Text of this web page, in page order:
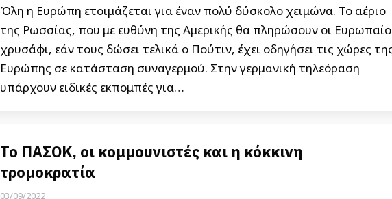
Όλη η Ευρώπη ετοιμάζεται για έναν πολύ δύσκολο χειμώνα. Το αέριο
της Ρωσσίας, που με ευθύνη της Αμερικής θα πληρώσουν οι
χρυσάφι, εάν τους δώσει τελικά ο Πούτιν, έχει οδηγήσει τις χώρες
Ευρώπης σε κατάσταση συναγερμού. Στην γερμανική τηλεόραση
υπάρχουν ειδικές εκπομπές για…
Το ΠΑΣΟΚ, οι κομμουνιστές και η κόκκινη
τρομοκρατία
03/09/2022